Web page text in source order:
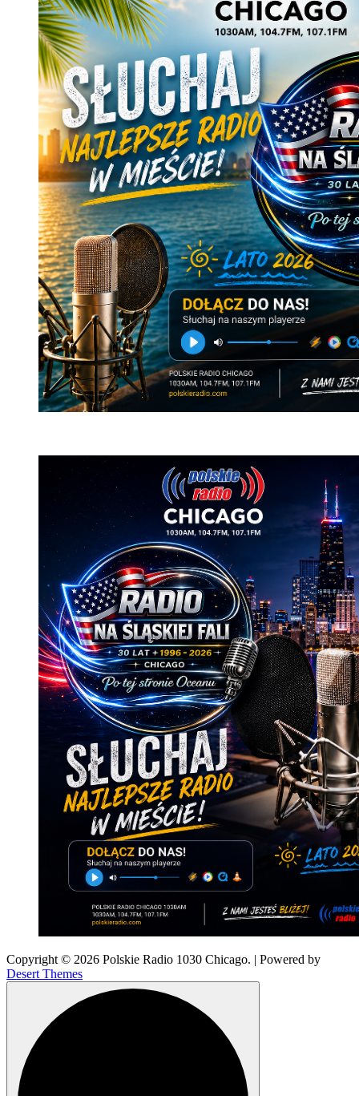
Copyright © 2026 Polskie Radio 1030 Chicago. | Powered by
Desert Themes